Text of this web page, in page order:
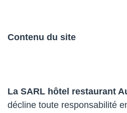
Contenu du site
La SARL hôtel restaurant
décline toute responsabilité